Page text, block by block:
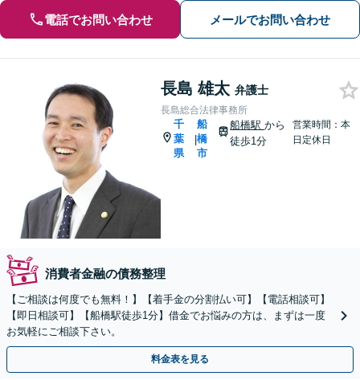
電話でお問い合わせ メールでお問い合わせ
長島 雄太 弁護士
長島総合法律事務所
千
葉
県
|
船
橋
市
船橋駅から
徒歩1分
営業時間：本
日定休日
消費者金融の債務整理
【ご相談は何度でも無料！】【着手金の分割払い可】【電話相談可】
【即日相談可】【船橋駅徒歩1分】借金でお悩みの方は、まずは一度
お気軽にご相談下さい。
料金表を見る